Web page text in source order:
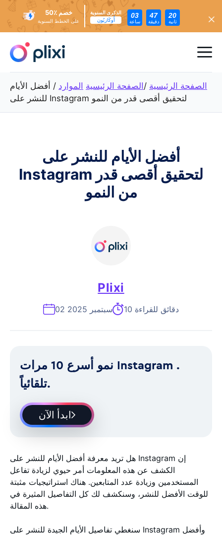
إلى
المحتوى
خصم ٪50
على الخطط السنوية
الذكرى السنوية
أُوكَازيُون
03
ساعة
47
دقيقة
18
ثانية
الصفحة الرئيسية / الصفحة الرئيسية الموارد / أفضل الأيام
للنشر على Instagram لتحقيق أقصى قدر من النمو
أفضل الأيام للنشر على
Instagram لتحقيق أقصى قدر
من النمو
Plixi
02 سبتمبر 2025 10 دقائق للقراءة
نمو أسرع 10 مرات Instagram .
تلقائياً.
ابدأ الآن
هل تريد معرفة أفضل الأيام للنشر على Instagram إن
الكشف عن هذه المعلومات أمر حيوي لزيادة تفاعل
المستخدمين وزيادة عدد المتابعين. هناك استراتيجيات مثبتة
للوقت الأفضل للنشر، وسنكشف لك كل التفاصيل المثيرة في
هذه المقالة.
سنغطي تفاصيل الأيام الجيدة للنشر على Instagram وأفضل